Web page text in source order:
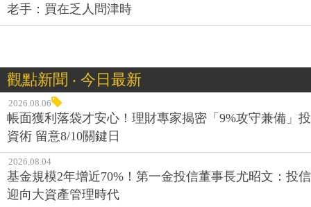
老手：買在乏人問津時
觀點新聞 ‧ 今日最新
2026.08.06
帳面獲利落袋才安心！理財專家揭密「9%攻守兼備」投
資術 留意8/10關鍵日
2026.08.04
基金規模2年增近70%！第一金投信董事長尤昭文：投信
迎向大資產管理時代